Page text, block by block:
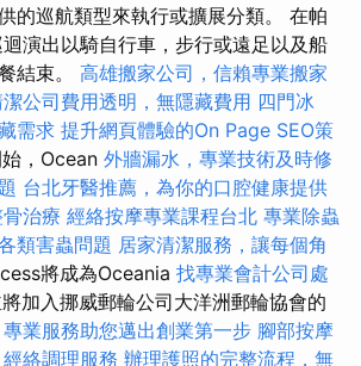
的巡航類型來執行或擴展分類。 在帕
演出以騎自行車，步行或遠足以及船
結束。 高雄搬家公司，信賴專業搬家
公司費用透明，無隱藏費用 四門冰
需求 提升網頁體驗的On Page SEO策
，Ocean 外牆漏水，專業技術及時修
台北牙醫推薦，為你的口腔健康提供
治療 經絡按摩專業課程台北 專業除蟲
類害蟲問題 居家清潔服務，讓每個角
將成為Oceania 找專業會計公司處
加入挪威郵輪公司大洋洲郵輪協會的
業服務助您邁出創業第一步 腳部按摩
經絡調理服務 辦理護照的完整流程，無